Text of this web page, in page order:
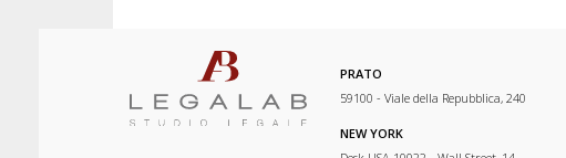
PRATO
59100 - Viale della Repubblica, 240
NEW YORK